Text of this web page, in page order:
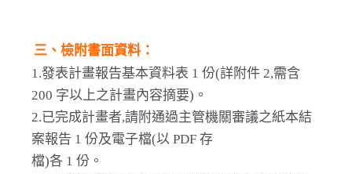
三、檢附書面資料：
1.發表計畫報告基本資料表 1 份(詳附件 2,需含
200 字以上之計畫內容摘要)。
2.已完成計畫者,請附通過主管機關審議之紙本結
案報告 1 份及電子檔(以 PDF 存
檔)各 1 份。